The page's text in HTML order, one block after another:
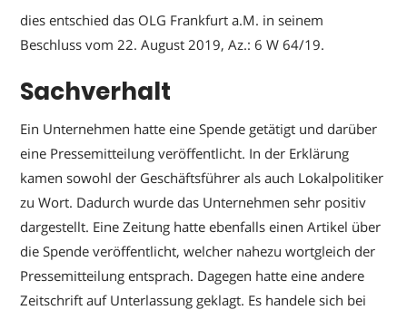
dies entschied das OLG Frankfurt a.M. in seinem
Beschluss vom 22. August 2019, Az.: 6 W 64/19.
Sachverhalt
Ein Unternehmen hatte eine Spende getätigt und darüber
eine Pressemitteilung veröffentlicht. In der Erklärung
kamen sowohl der Geschäftsführer als auch Lokalpolitiker
zu Wort. Dadurch wurde das Unternehmen sehr positiv
dargestellt. Eine Zeitung hatte ebenfalls einen Artikel über
die Spende veröffentlicht, welcher nahezu wortgleich der
Pressemitteilung entsprach. Dagegen hatte eine andere
Zeitschrift auf Unterlassung geklagt. Es handele sich bei